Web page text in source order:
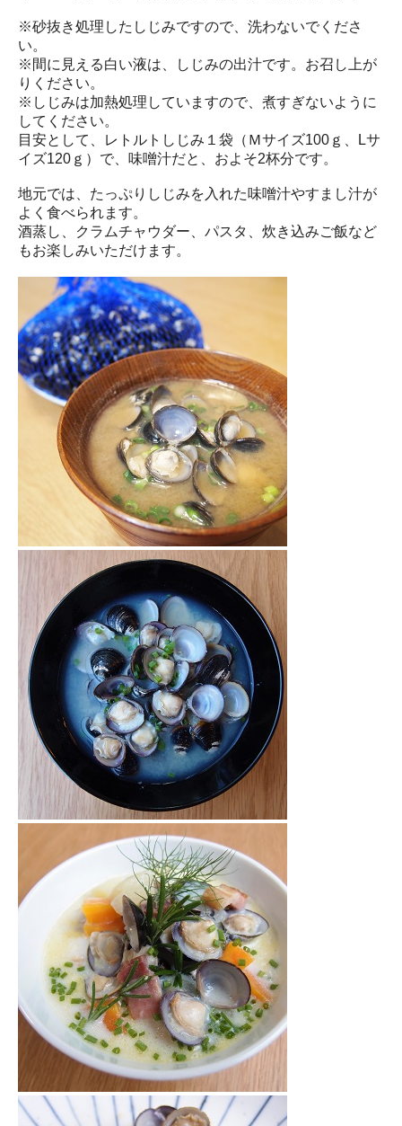
※砂抜き処理したしじみですので、洗わないでくださ
い。
※間に見える白い液は、しじみの出汁です。お召し上が
りください。
※しじみは加熱処理していますので、煮すぎないように
してください。
目安として、レトルトしじみ１袋（Ｍサイズ100ｇ、Lサ
イズ120ｇ）で、味噌汁だと、およそ2杯分です。
地元では、たっぷりしじみを入れた味噌汁やすまし汁が
よく食べられます。
酒蒸し、クラムチャウダー、パスタ、炊き込みご飯など
もお楽しみいただけます。